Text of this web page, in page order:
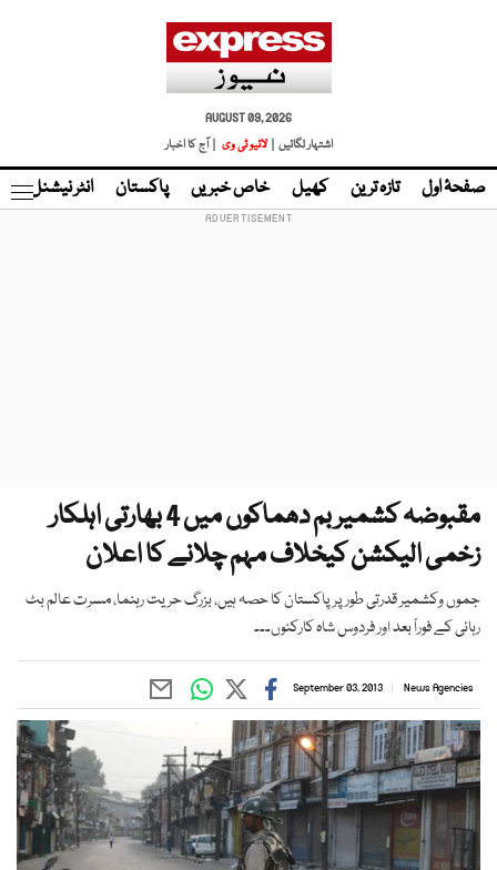
AUGUST 09, 2026
اشتہار لگائیں |
لائیو ٹی وی | آج کا اخبار
صفحۂ اول تازہ ترین کھیل خاص خبریں پاکستان انٹر نیشنل
مقبوضہ کشمیر بم دھماکوں میں 4 بھارتی اہلکار
زخمی الیکشن کیخلاف مہم چلانے کا اعلان
جموں وکشمیر قدرتی طورپر پاکستان کا حصہ ہیں، بزرگ حریت رہنما، مسرت عالم بٹ
رہائی کے فوراً بعد اور فردوس شاہ کارکنوں۔۔۔
News Agencies
September 03, 2013